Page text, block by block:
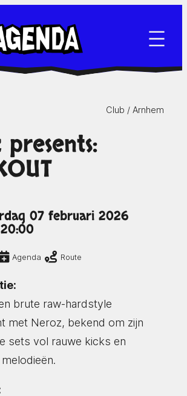
Club / Arnhem
07 februari 2026
Agenda Route
brute raw-hardstyle
met Neroz, bekend om zijn
sets vol rauwe kicks en